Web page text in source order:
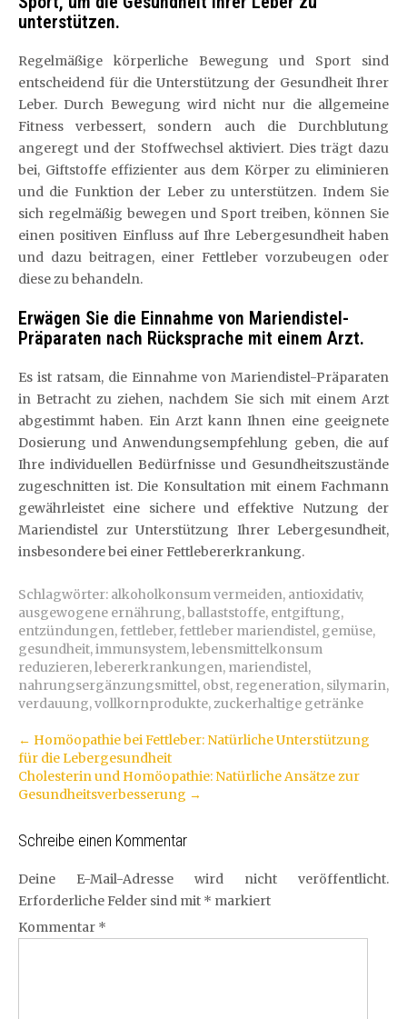
unterstützen.
Regelmäßige körperliche Bewegung und Sport sind
entscheidend für die Unterstützung der Gesundheit Ihrer
Leber. Durch Bewegung wird nicht nur die allgemeine
Fitness verbessert, sondern auch die Durchblutung
angeregt und der Stoffwechsel aktiviert. Dies trägt dazu
bei, Giftstoffe effizienter aus dem Körper zu eliminieren
und die Funktion der Leber zu unterstützen. Indem Sie
sich regelmäßig bewegen und Sport treiben, können Sie
einen positiven Einfluss auf Ihre Lebergesundheit haben
und dazu beitragen, einer Fettleber vorzubeugen oder
diese zu behandeln.
Erwägen Sie die Einnahme von Mariendistel-
Präparaten nach Rücksprache mit einem Arzt.
Es ist ratsam, die Einnahme von Mariendistel-Präparaten
in Betracht zu ziehen, nachdem Sie sich mit einem Arzt
abgestimmt haben. Ein Arzt kann Ihnen eine geeignete
Dosierung und Anwendungsempfehlung geben, die auf
Ihre individuellen Bedürfnisse und Gesundheitszustände
zugeschnitten ist. Die Konsultation mit einem Fachmann
gewährleistet eine sichere und effektive Nutzung der
Mariendistel zur Unterstützung Ihrer Lebergesundheit,
insbesondere bei einer Fettlebererkrankung.
Schlagwörter: alkoholkonsum vermeiden, antioxidativ,
ausgewogene ernährung,ballaststoffe, entgiftung,
entzündungen, fettleber, fettleber mariendistel, gemüse,
gesundheit,immunsystem,lebensmittelkonsum
reduzieren,lebererkrankungen, mariendistel,
nahrungsergänzungsmittel, obst, regeneration, silymarin,
verdauung,vollkornprodukte, zuckerhaltige getränke
Artikel-
Navigation
← Homöopathie bei Fettleber: Natürliche Unterstützung
für die Lebergesundheit
Cholesterin und Homöopathie: Natürliche Ansätze zur
Gesundheitsverbesserung →
Schreibe einen Kommentar
Deine E-Mail-Adresse wird nicht veröffentlicht.
Erforderliche Felder sind mit * markiert
Kommentar *